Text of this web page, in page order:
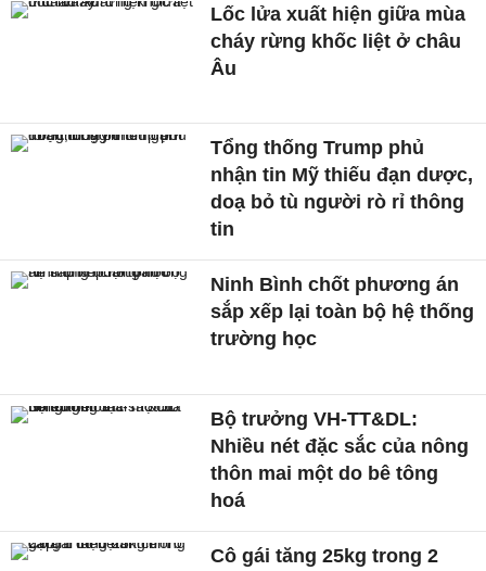
Lốc lửa xuất hiện giữa mùa
cháy rừng khốc liệt ở châu
Âu
Tổng thống Trump phủ
nhận tin Mỹ thiếu đạn dược,
doạ bỏ tù người rò rỉ thông
tin
Ninh Bình chốt phương án
sắp xếp lại toàn bộ hệ thống
trường học
Bộ trưởng VH-TT&DL:
Nhiều nét đặc sắc của nông
thôn mai một do bê tông
hoá
Cô gái tăng 25kg trong 2